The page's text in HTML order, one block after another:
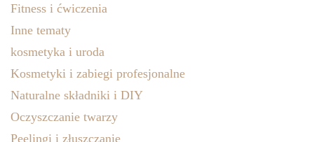
Fitness i ćwiczenia
Inne tematy
kosmetyka i uroda
Kosmetyki i zabiegi profesjonalne
Naturalne składniki i DIY
Oczyszczanie twarzy
Peelingi i złuszczanie